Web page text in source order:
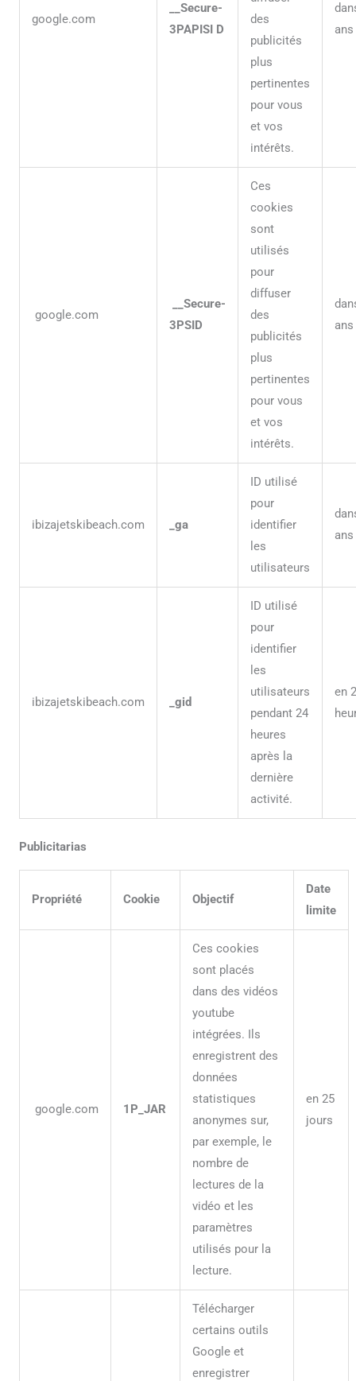
google.com
__Secure-
3PAPISI D
des
publicités
plus
pertinentes
pour vous
et vos
intérêts.
ans
google.com
__Secure-
3PSID
Ces
cookies
sont
utilisés
pour
diffuser
des
publicités
plus
pertinentes
pour vous
et vos
intérêts.
ans
ibizajetskibeach.com _ga
ID utilisé
pour
identifier
les
utilisateurs
ans
ibizajetskibeach.com _gid
ID utilisé
pour
identifier
les
utilisateurs
pendant 24
heures
après la
dernière
activité.
en
Publicitarias
Propriété Cookie Objectif
Date
limite
google.com 1P_JAR
Ces cookies
sont placés
dans des vidéos
youtube
intégrées. Ils
enregistrent des
données
statistiques
anonymes sur,
par exemple, le
nombre de
lectures de la
vidéo et les
paramètres
utilisés pour la
lecture.
en 25
jours
Télécharger
certains outils
Google et
enregistrer